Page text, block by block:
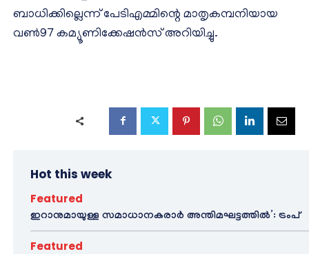
ബാധിക്കില്ലെന്ന് പേടിഎമ്മിന്റെ മാതൃകമ്പനിയായ
വണ്‍97 കമ്യൂണിക്കേഷന്‍സ് അറിയിച്ചു.
Hot this week
Featured
ഇറാനുമായുള്ള സമാധാനകരാർ അന്തിമഘട്ടത്തിൽ‌’: ട്രംപ്
Featured